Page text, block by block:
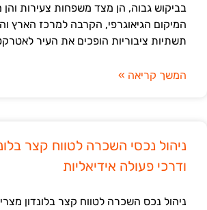
בביקוש גבוה, הן מצד משפחות צעירות והן
המיקום הגיאוגרפי, הקרבה למרכז הארץ
תשתיות ציבוריות הופכים את העיר
המשך קריאה »
ניהול נכסי השכרה לטווח קצר
ודרכי פעולה אידיאליות
ניהול נכס השכרה לטווח קצר בלונדון